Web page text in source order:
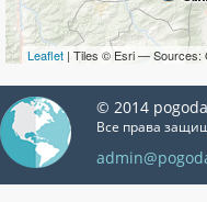
Leaflet | Tiles © Esri — Sources:
© 2014
Все права